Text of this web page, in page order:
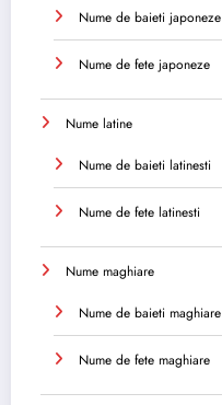
Nume de baieti japoneze
Nume de fete japoneze
Nume latine
Nume de baieti latinesti
Nume de fete latinesti
Nume maghiare
Nume de baieti maghiare
Nume de fete maghiare